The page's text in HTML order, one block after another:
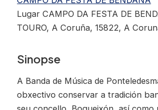
Lugar CAMPO DA FESTA DE
TOURO, A Coruña, 15822, A
Sinopse
A Banda de Música de
obxectivo conservar a tradición